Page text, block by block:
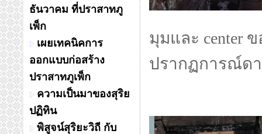
ธันวาคม ที่ปราสาทภู
เพ็ก
เผยเทคนิคการ
ออกแบบก่อสร้าง
ปราสาทภูเพ็ก
ความเป็นมาของสุริย
ปฏิทิน
พิสูจน์สุริยะวิถี กับ
มุมและ center
ปรากฏการณ์ด